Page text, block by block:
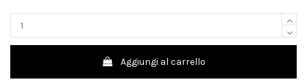
Aggiungi al carrello